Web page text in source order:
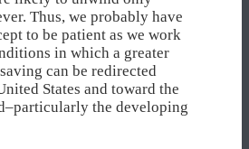
Thus, we probably have
to be patient as we work
in which a greater
can be redirected
States and toward the
the developing